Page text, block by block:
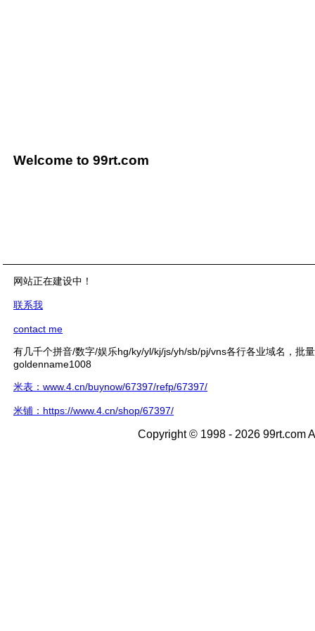
Welcome to 99rt.com
网站正在建设中！
联系我
contact me
有几千个拼音/数字/娱乐hg/ky/yl/kj/js/yh/sb/pj/vns各行各业域名，批
goldenname1008
米表：www.4.cn/buynow/67397/refp/67397/
米铺：https://www.4.cn/shop/67397/
Copyright © 1998 - 2026 99rt.com